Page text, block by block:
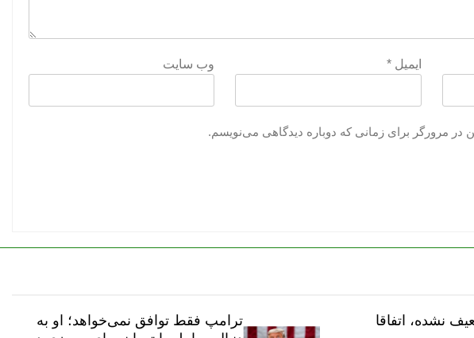
ایمیل* وب‌ سایت
در مرورگر برای زمانی که دوباره دیدگاهی می‌نویسم.
نشده، اتفاقا
ترامپ فقط توافق نمی‌خواهد؛ او به